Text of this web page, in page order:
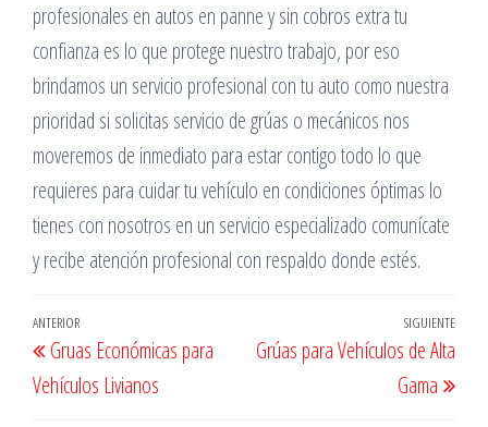
profesionales en autos en panne y sin cobros extra tu
confianza es lo que protege nuestro trabajo, por eso
brindamos un servicio profesional con tu auto como nuestra
prioridad si solicitas servicio de grúas o mecánicos nos
moveremos de inmediato para estar contigo todo lo que
requieres para cuidar tu vehículo en condiciones óptimas lo
tienes con nosotros en un servicio especializado comunícate
y recibe atención profesional con respaldo donde estés.
Navegación
de
entradas
Entrada
anterior
ANTERIOR
Gruas Económicas para
Vehículos Livianos
SIGUIENTE
Grúas para Vehículos de Alta
Gama